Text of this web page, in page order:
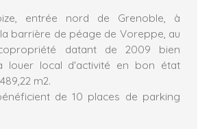
entrée nord de Grenoble, à
barrière de péage de Voreppe, au
datant de 2009 bien
louer local d'activité en bon état
m2.
de 10 places de parking